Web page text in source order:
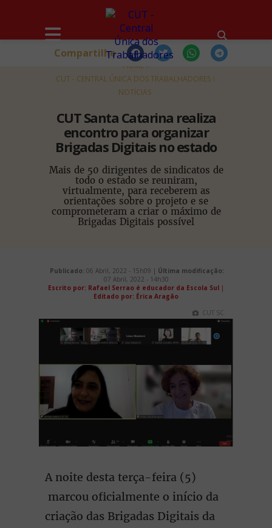
HOME
CUT - CENTRAL ÚNICA DOS TRABALHADORES
NOTÍCIAS
CUT Santa Catarina realiza
encontro para organizar
Brigadas Digitais no estado
Mais de 50 dirigentes de sindicatos de
todo o estado se reuniram,
virtualmente, para receberem as
orientações sobre o projeto e se
comprometeram a criar o máximo de
Brigadas Digitais possível
Compartilhe
Publicado: 06 Abril, 2022 - 15h09 | Última modificação:
07 Abril, 2022 - 14h30
Escrito por: Rafael Serrao é educador da Escola Sul |
Editado por: Érica Aragão
CUT SC
A noite desta terça-feira (5)
marcou oficialmente o início da
criação das Brigadas Digitais da